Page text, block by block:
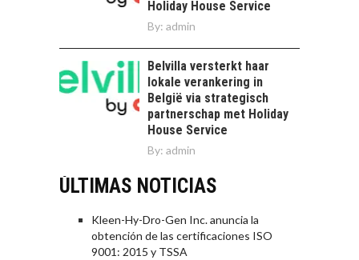
Holiday House Service
By: admin
Belvilla versterkt haar
lokale verankering in
België via strategisch
partnerschap met Holiday
House Service
By: admin
ÚLTIMAS NOTICIAS
Kleen-Hy-Dro-Gen Inc. anuncia la
obtención de las certificaciones ISO
9001: 2015 y TSSA